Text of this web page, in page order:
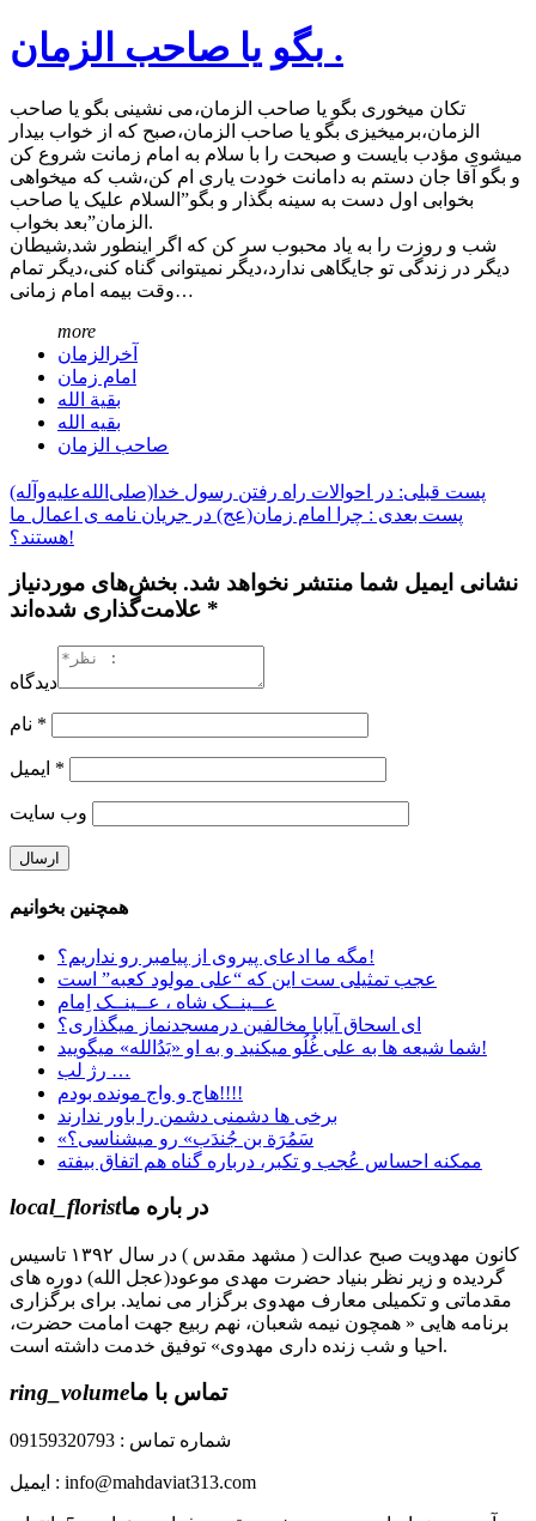
بگو یا صاحب الزمان .
تکان میخوری بگو یا صاحب الزمان،می نشینی بگو یا صاحب
الزمان،برمیخیزی بگو یا صاحب الزمان،صبح که از خواب بیدار
میشوی مؤدب بایست و صبحت را با سلام به امام زمانت شروع کن
و بگو آقا جان دستم به دامانت خودت یاری ام کن،شب که میخواهی
بخوابی اول دست به سینه بگذار و بگو”السلام علیک یا صاحب
الزمان”بعد بخواب.
شب و روزت را به یاد محبوب سر کن که اگر اینطور شد,شیطان
دیگر در زندگی تو جایگاهی ندارد،دیگر نمیتوانی گناه کنی،دیگر تمام
وقت بیمه امام زمانی…
more
آخرالزمان
امام زمان
بقیة الله
بقیه الله
صاحب الزمان
پست قبلی: در احوالات راه رفتن رسول خدا(صلی‌الله‌علیه‌وآله)
پست بعدی : چرا امام زمان(عج) در جریان نامه ی اعمال ما
هستند؟!
نشانی ایمیل شما منتشر نخواهد شد. بخش‌های موردنیاز
علامت‌گذاری شده‌اند *
دیدگاه
*
*
وب‌ سایت
همچنین بخوانیم
مگه ما ادعای پيروی از پيامبر رو نداريم؟!
عجب تمثیلی ست این که “علی مولود کعبه” است
عــینــک شاه ، عــینــک اِمام
ای اسحاق آیابا مخالفین درمسجدنماز میگذاری؟
ﺷﻤﺎ ﺷﯿﻌﻪ ﻫﺎ ﺑﻪ ﻋﻠﯽ ﻏُﻠُﻮ میکنید ﻭ به او «ﯾَﺪُﺍﻟﻠﻪ» میگویید!
رژ لب …
هاج و واج مونده بودم!!!!
برخی ها دشمنی دشمن را باور ندارند
«سَمُرَة بن جُندَب» رو میشناسی؟
ممکنه احساس عُجب و تکبر، درباره گناه هم اتفاق بیفته
local_floristدر باره ما
کانون مهدویت صبح عدالت ( مشهد مقدس ) در سال ۱۳۹۲ تاسیس
گردیده و زیر نظر بنیاد حضرت مهدی موعود(عجل الله) دوره های
مقدماتی و تکمیلی معارف مهدوی برگزار می نماید. برای برگزاری
برنامه هایی « همچون نیمه شعبان، نهم ربیع جهت امامت حضرت،
احیا و شب زنده داری مهدوی» توفیق خدمت داشته است.
ring_volumeتماس با ما
شماره تماس : 09159320793
ایمیل : info@mahdaviat313.com